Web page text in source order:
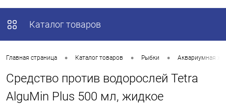
Каталог товаров
Главная страница • Каталог товаров • Рыбки • Аквариумная
Средство против водорослей Tetra
AlguMin Plus 500 мл, жидкое